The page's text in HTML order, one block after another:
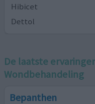
Hibicet
Dettol
De laatste
Wondbehandeling
Bepanthen